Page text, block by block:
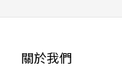
關於我們